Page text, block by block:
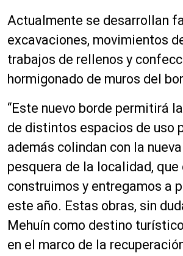
Actualmente se desarrollan
excavaciones, movimientos
trabajos de rellenos y
hormigonado de muros del
“Este nuevo borde permitirá
de distintos espacios de uso
además colindan con la
pesquera de la localidad, que
construimos y entregamos a
este año. Estas obras, sin
Mehuín como destino
en el marco de la